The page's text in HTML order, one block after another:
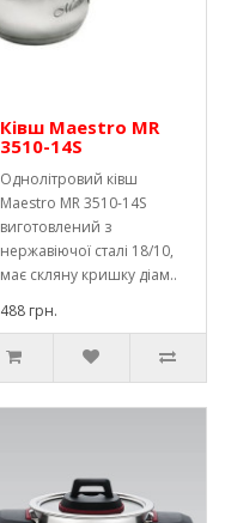
Ківш Maestro MR
3510-14S
Однолітровий ківш
Maestro MR 3510-14S
виготовлений з
нержавіючої сталі 18/10,
має скляну кришку діам..
488 грн.